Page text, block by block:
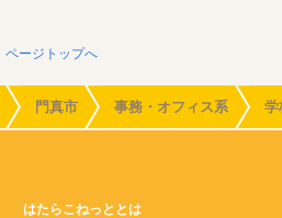
ページトップへ
門真市 事務・オフィス系 学
はたらこねっととは